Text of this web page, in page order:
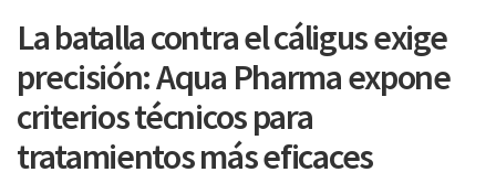
La batalla contra el cáligus exige
precisión: Aqua Pharma expone
criterios técnicos para
tratamientos más eficaces